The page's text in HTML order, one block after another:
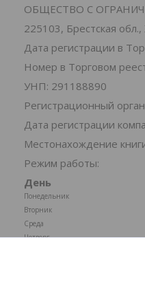
ОБЩЕСТВО С
225103, Брестская
Дата регистрации в
Номер в Торговом
УНП: 291188890
Регистрационный
Дата регистрации
Местонахождение
Режим работы:
День
Понедельник
Вторник
Среда
Четверг